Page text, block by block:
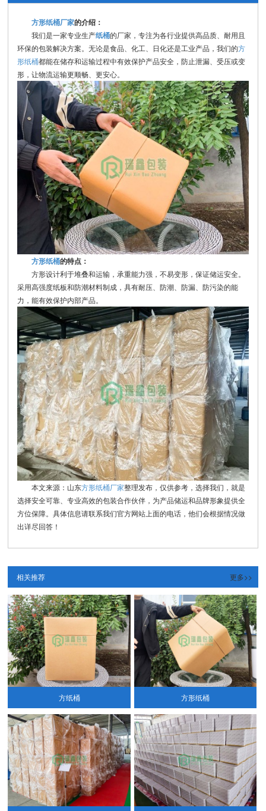
方形纸桶厂家的介绍：
我们是一家专业生产纸桶的厂家，专注为各行业提供高品质、耐用且
环保的包装解决方案。无论是食品、化工、日化还是工业产品，我们的方
形纸桶都能在储存和运输过程中有效保护产品安全，防止泄漏、受压或变
形，让物流运输更顺畅、更安心。
方形纸桶的特点：
方形设计利于堆叠和运输，承重能力强，不易变形，保证储运安全。
采用高强度纸板和防潮材料制成，具有耐压、防潮、防漏、防污染的能
力，能有效保护内部产品。
本文来源：山东方形纸桶厂家整理发布，仅供参考，选择我们，就是
选择安全可靠、专业高效的包装合作伙伴，为产品储运和品牌形象提供全
方位保障。具体信息请联系我们官方网站上面的电话，他们会根据情况做
出详尽回答！
相关推荐 更多>>
方纸桶 方形纸桶